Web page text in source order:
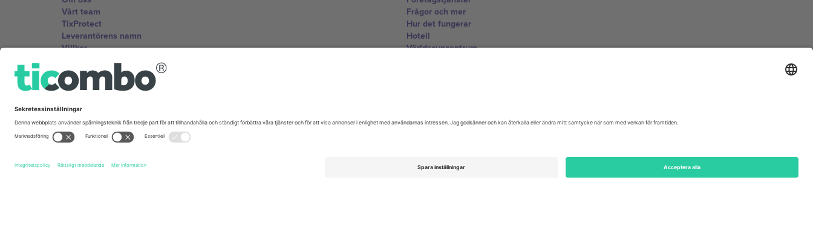
Vårt team
TixProtect
Leverantörens namn
Villkor
Affiliate-program
Frågor och mer
Hur det fungerar
Hotell
Världscupcentrum